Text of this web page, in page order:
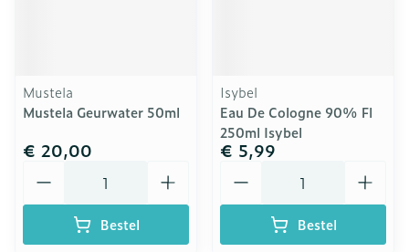
Mustela
Mustela Geurwater 50ml
€ 20,00
Bestel
Isybel
Eau De Cologne 90% Fl
250ml Isybel
€ 5,99
Bestel